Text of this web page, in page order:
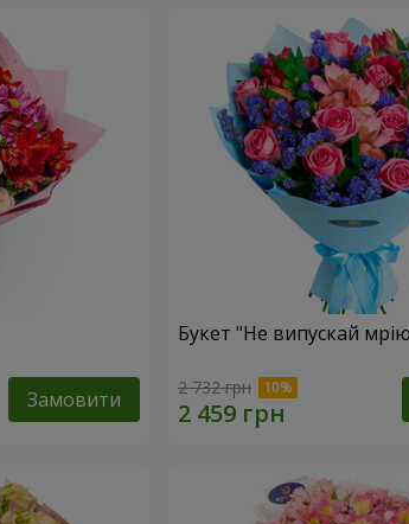
Замовити
Букет "Не випускай
2 732 грн